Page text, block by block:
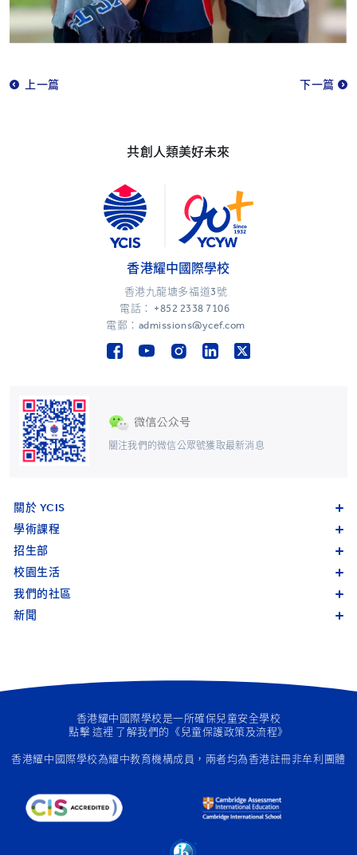
上一篇 下一篇
共創人類美好未來
關注我們的微信公眾號獲取最新消息
香港耀中國際學校
香港九龍塘多福道3號
電話： +852 2338 7106
電郵：admissions@ycef.com
關於 YCIS
學術課程
招生部
校園生活
我們的社區
新聞
香港耀中國際學校是一所確保兒童安全學校
點擊 這裡 了解我們的《兒童保護政策及流程》
香港耀中國際學校為耀中教育機構成員 ，兩者均為香港註冊非牟利團體